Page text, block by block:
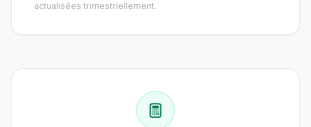
actualisées trimestriellement.